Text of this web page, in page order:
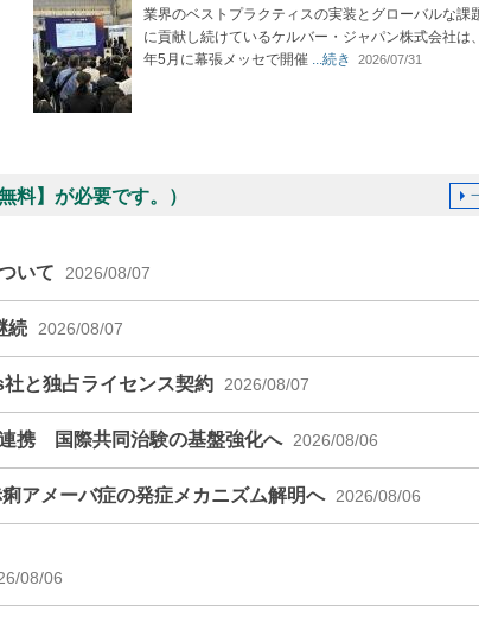
業界のベストプラクティスの実装とグローバルな課
に貢献し続けているケルバー・ジャパン株式会社は
年5月に幕張メッセで開催 ...続き 2026/07/31
料】が必要です。）
いて
2026/08/07
続 2026/08/07
と独占ライセンス契約 2026/08/07
携 国際共同治験の基盤強化へ 2026/08/06
アメーバ症の発症メカニズム解明へ 2026/08/06
08/06